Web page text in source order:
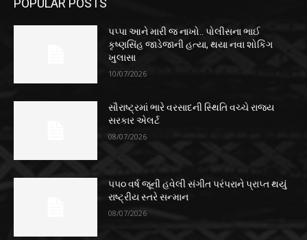
POPULAR POSTS
પપ્પા આને મારી જ નાખો.. પોલીસના ભાઈ
કૃષ્ણસિંહ જાડેજાની હત્યા, થયા નવા શોકિંગ
ખુલાસા
10/07/2026
સૌરાષ્ટ્રમાં ભારે વરસાદની સ્થિતિ વચ્ચે રાજ્ય
સરકાર એલર્ટ
08/07/2026
૫૫૦ વર્ષ જૂની હવેલી સંગીત પરંપરાને પ્રાપ્ત થયું
રાષ્ટ્રીય સ્તરે સન્માન
08/07/2026